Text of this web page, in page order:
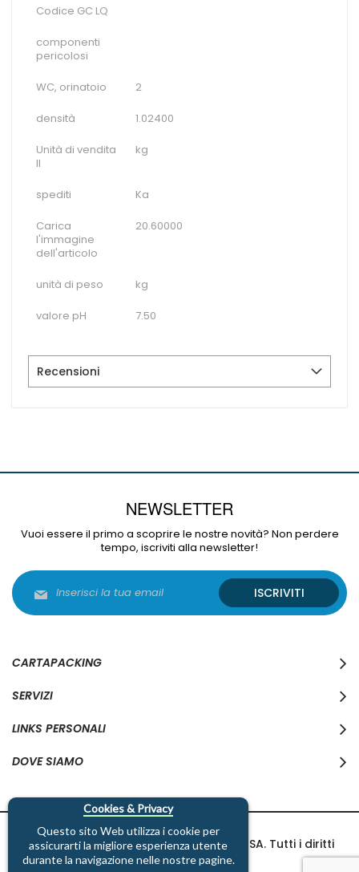
Cookies & Privacy
Questo sito Web utilizza i cookie per
assicurarti la migliore esperienza utente
durante la navigazione nelle nostre pagine.
Codice GC LQ
componenti
pericolosi
WC, orinatoio 2
densità 1.02400
Unità di vendita
II
kg
spediti Ka
Carica
l'immagine
dell'articolo
20.60000
unità di peso kg
valore pH 7.50
Recensioni
NEWSLETTER
Vuoi essere il primo a scoprire le nostre novità? Non perdere
tempo, iscriviti alla newsletter!
alla
nostra
ISCRIVITI
CARTAPACKING
SERVIZI
LINKS PERSONALI
DOVE SIAMO
Copyright © 1997-2026 Cartapacking SA. Tutti i diritti
riservati.